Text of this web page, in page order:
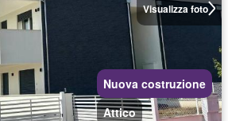
Visualizza foto
Nuova costruzione
Attico